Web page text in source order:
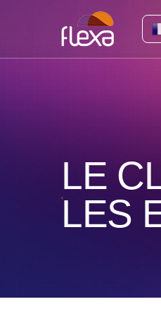
LE
LES